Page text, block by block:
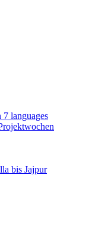
7 languages
bis Jajpur